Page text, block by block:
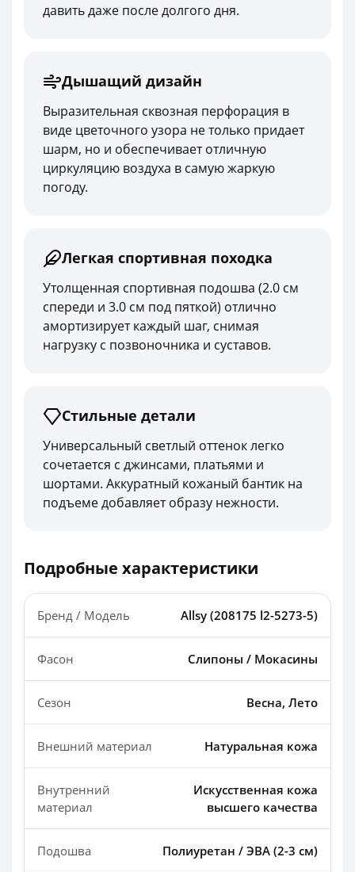
давить даже после долгого дня.
Дышащий дизайн
Выразительная сквозная перфорация в
виде цветочного узора не только придает
шарм, но и обеспечивает отличную
циркуляцию воздуха в самую жаркую
погоду.
Легкая спортивная походка
Утолщенная спортивная подошва (2.0 см
спереди и 3.0 см под пяткой) отлично
амортизирует каждый шаг, снимая
нагрузку с позвоночника и суставов.
Стильные детали
Универсальный светлый оттенок легко
сочетается с джинсами, платьями и
шортами. Аккуратный кожаный бантик на
подъеме добавляет образу нежности.
Подробные характеристики
Бренд / Модель Allsy (208175 l2-5273-5)
Фасон Слипоны / Мокасины
Сезон Весна, Лето
Внешний материал Натуральная кожа
Внутренний
материал
Искусственная кожа
высшего качества
Подошва Полиуретан / ЭВА (2-3 см)